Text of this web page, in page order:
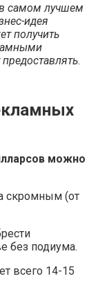
самом лучшем
идея
получить
предоставлять.
можно
скромным (от
без подиума.
всего 14-15